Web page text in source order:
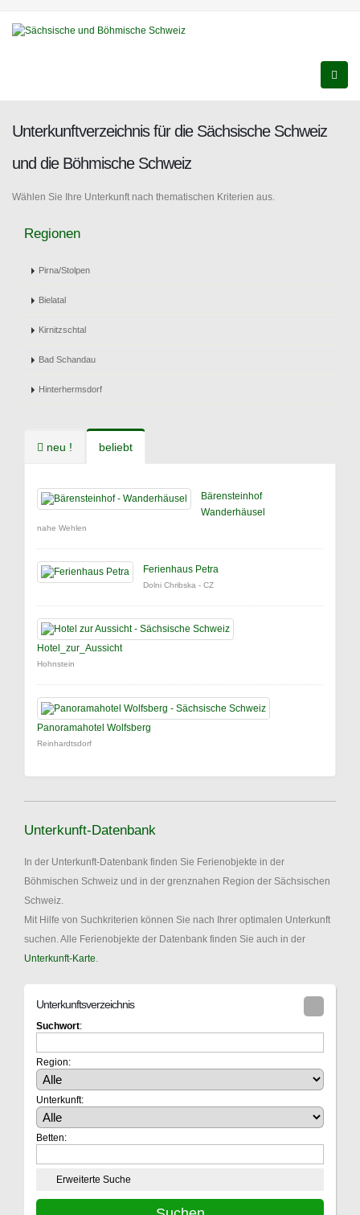
Unterkunftverzeichnis für die Sächsische Schweiz
und die Böhmische Schweiz
Wählen Sie Ihre Unterkunft nach thematischen Kriterien aus.
Regionen
Pirna/Stolpen
Bielatal
Kirnitzschtal
Bad Schandau
Hinterhermsdorf
neu ! beliebt
Bärensteinhof
Wanderhäusel
nahe Wehlen
Ferienhaus Petra
Dolni Chribska - CZ
Hotel_zur_Aussicht
Hohnstein
Panoramahotel Wolfsberg
Reinhardtsdorf
Unterkunft-Datenbank
In der Unterkunft-Datenbank finden Sie Ferienobjekte in der
Böhmischen Schweiz und in der grenznahen Region der Sächsischen
Schweiz.
Mit Hilfe von Suchkriterien können Sie nach Ihrer optimalen Unterkunft
suchen. Alle Ferienobjekte der Datenbank finden Sie auch in der
Unterkunft-Karte
Unterkunftsverzeichnis
Suchwort:
Region:
Unterkunft:
Betten:
Erweiterte Suche